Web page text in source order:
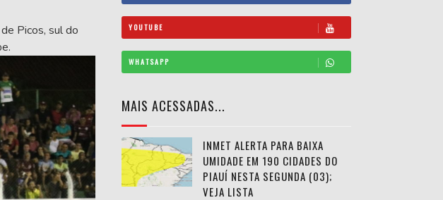
Picos, sul do
YOUTUBE
WHATSAPP
MAIS ACESSADAS...
INMET ALERTA PARA BAIXA
UMIDADE EM 190 CIDADES DO
PIAUÍ NESTA SEGUNDA (03);
VEJA LISTA